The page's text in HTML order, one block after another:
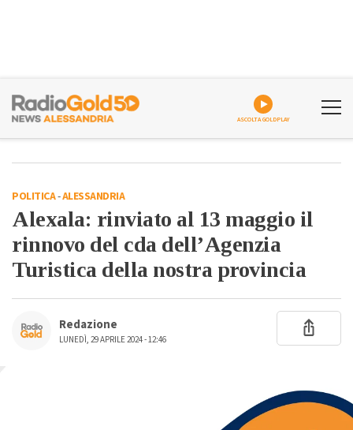
ASCOLTA GOLDPLAY
POLITICA-ALESSANDRIA
Alexala: rinviato al 13 maggio il
rinnovo del cda dell’Agenzia
Turistica della nostra provincia
Redazione
LUNEDÌ, 29 APRILE 2024 - 12:46